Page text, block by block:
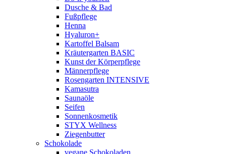
Dusche & Bad
Fußpflege
Henna
Hyaluron+
Kartoffel Balsam
Kräutergarten BASIC
Kunst der Körperpflege
Männerpflege
Rosengarten INTENSIVE
Kamasutra
Saunaöle
Seifen
Sonnenkosmetik
STYX Wellness
Ziegenbutter
Schokolade
vegane Schokoladen